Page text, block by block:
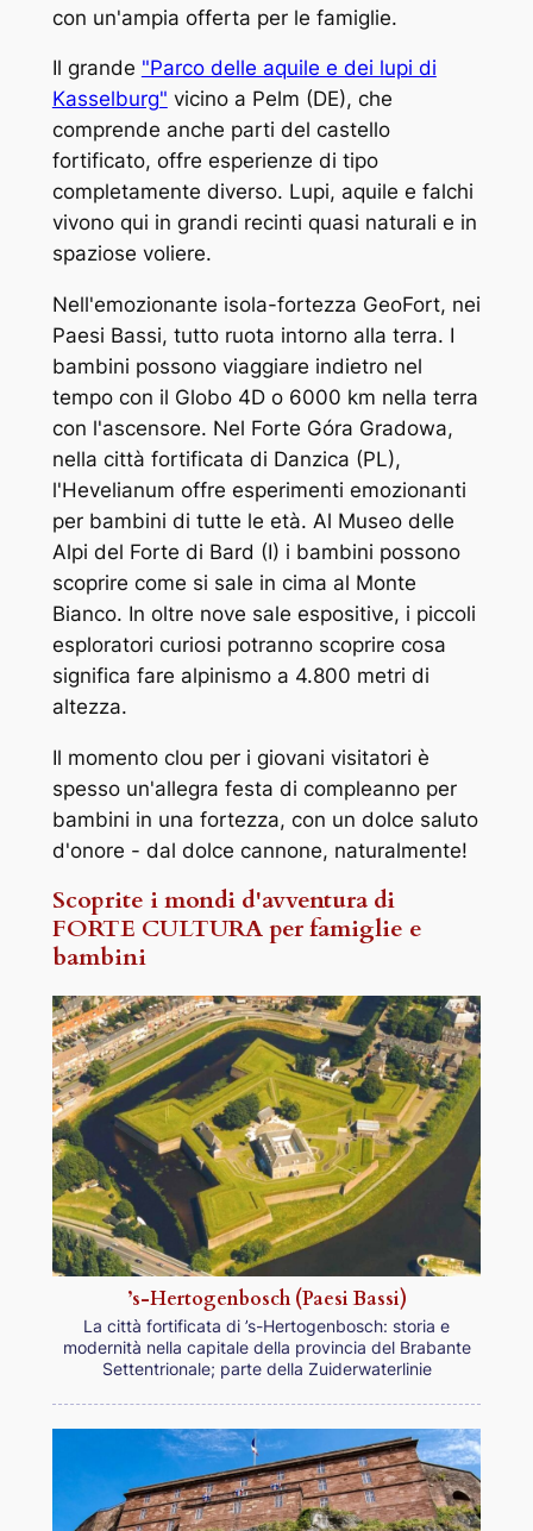
con un'ampia offerta per le famiglie.
Il grande "Parco delle aquile e dei lupi di
Kasselburg" vicino a Pelm (DE), che
comprende anche parti del castello
fortificato, offre esperienze di tipo
completamente diverso. Lupi, aquile e falchi
vivono qui in grandi recinti quasi naturali e in
spaziose voliere.
Nell'emozionante isola-fortezza GeoFort, nei
Paesi Bassi, tutto ruota intorno alla terra. I
bambini possono viaggiare indietro nel
tempo con il Globo 4D o 6000 km nella terra
con l'ascensore. Nel Forte Góra Gradowa,
nella città fortificata di Danzica (PL),
l'Hevelianum offre esperimenti emozionanti
per bambini di tutte le età. Al Museo delle
Alpi del Forte di Bard (I) i bambini possono
scoprire come si sale in cima al Monte
Bianco. In oltre nove sale espositive, i piccoli
esploratori curiosi potranno scoprire cosa
significa fare alpinismo a 4.800 metri di
altezza.
Il momento clou per i giovani visitatori è
spesso un'allegra festa di compleanno per
bambini in una fortezza, con un dolce saluto
d'onore - dal dolce cannone, naturalmente!
Scoprite i mondi d'avventura di
FORTE CULTURA per famiglie e
bambini
’s-Hertogenbosch (Paesi Bassi)
La città fortificata di ’s-Hertogenbosch: storia e
modernità nella capitale della provincia del Brabante
Settentrionale; parte della Zuiderwaterlinie